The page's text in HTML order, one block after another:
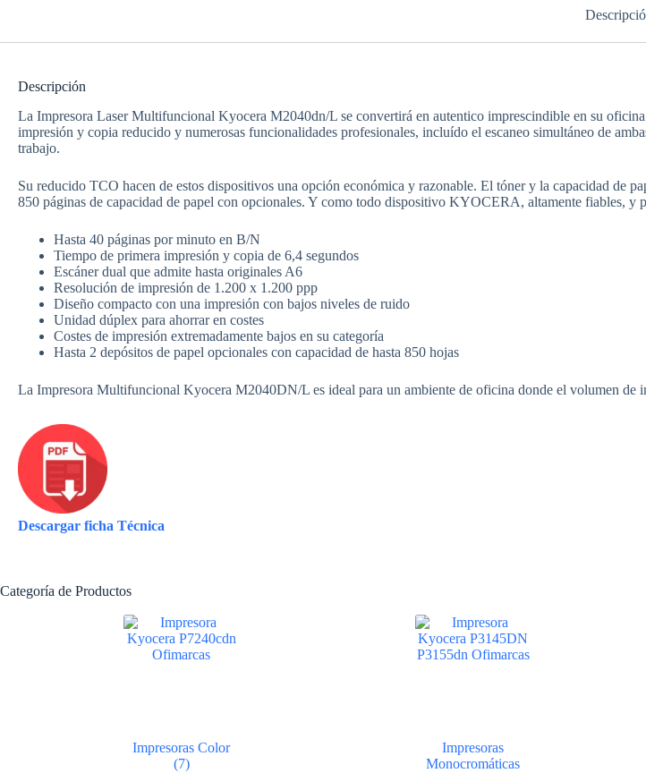
Descripción
La Impresora Laser Multifuncional Kyocera M2040dn/L se convertirá en autentico imprescindible en su
impresión y copia reducido y numerosas funcionalidades profesionales, incluído el escaneo simultáneo de
trabajo.
Su reducido TCO hacen de estos dispositivos una opción económica y razonable. El tóner y la capacidad de
850 páginas de capacidad de papel con opcionales. Y como todo dispositivo KYOCERA, altamente fiables, y
Hasta 40 páginas por minuto en B/N
Tiempo de primera impresión y copia de 6,4 segundos
Escáner dual que admite hasta originales A6
Resolución de impresión de 1.200 x 1.200 ppp
Diseño compacto con una impresión con bajos niveles de ruido
Unidad dúplex para ahorrar en costes
Costes de impresión extremadamente bajos en su categoría
Hasta 2 depósitos de papel opcionales con capacidad de hasta 850 hojas
La Impresora Multifuncional Kyocera M2040DN/L es ideal para un ambiente de oficina donde el volumen de
Descargar ficha Técnica
Categoría de Productos
Impresoras Color
(7)
Impresoras
Monocromáticas